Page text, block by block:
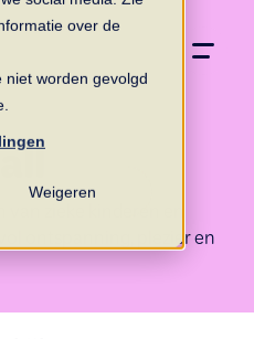
over de
niet worden gevolgd
Weigeren
van zieke kinderen en
ontspanning, plezier en